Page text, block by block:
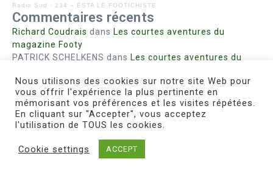
Radio Sud · 234 – ESTA LE FOOTICHISTE
Commentaires récents
Richard Coudrais dans Les courtes aventures du
magazine Footy
PATRICK SCHELKENS dans Les courtes aventures du
Bohn fabiennedans Intrigues sanglantes à Mulhouse
Steph. RUTA dansLust for Nice
MIRMANDdansPieds agiles et champignons
Copyright © 2026 Le Footichiste | Réalisé par
Nous utilisons des cookies sur notre site Web pour
vous offrir l'expérience la plus pertinente en
mémorisant vos préférences et les visites répétées.
En cliquant sur "Accepter", vous acceptez
l'utilisation de TOUS les cookies.
Cookie settings ACCEPT